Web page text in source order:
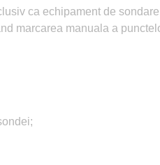
ca echipament de
marcarea manuala a